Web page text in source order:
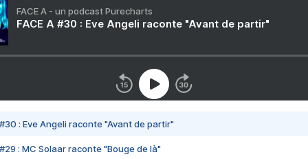
FACE A - un podcast Purecharts
FACE A #30 : Eve Angeli raconte "Avant de partir"
#30 : Eve Angeli raconte "Avant de partir"
#29 : MC Solaar raconte "Bouge de là"